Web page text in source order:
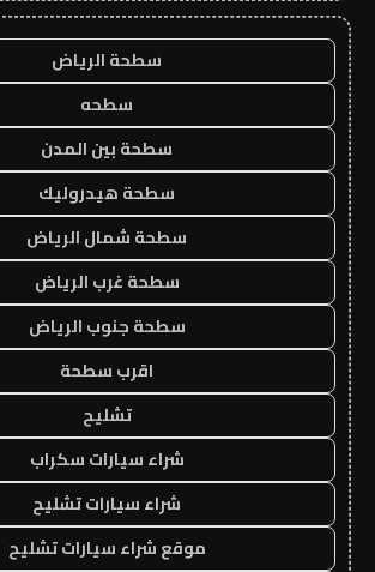
سطحة الرياض
سطحه
سطحة بين المدن
سطحة هيدروليك
سطحة شمال الرياض
سطحة غرب الرياض
سطحة جنوب الرياض
اقرب سطحة
تشليح
شراء سيارات سكراب
شراء سيارات تشليح
موقع شراء سيارات تشليح